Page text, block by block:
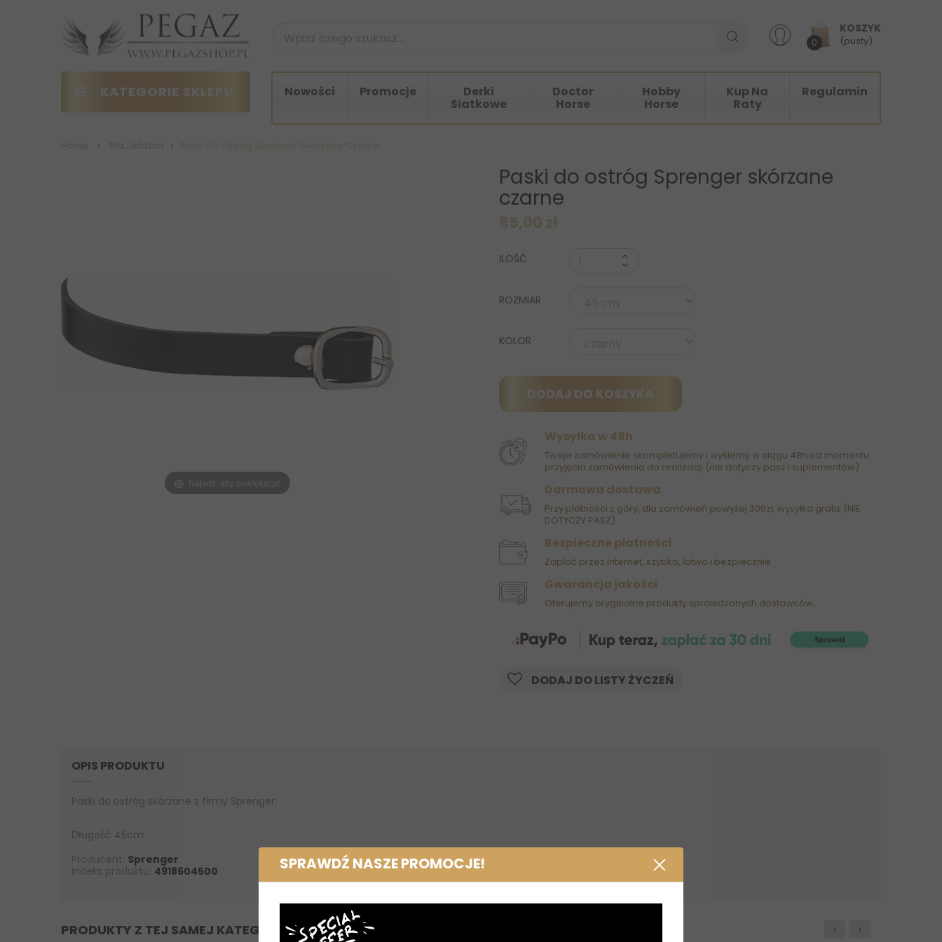
SPRAWDŹ NASZE PROMOCJE!
KOSZYK
0 (pusty)
KATEGORIE SKLEPU Nowości Promocje Derki
Siatkowe
Doctor
Horse
Hobby
Horse
Kup Na
Raty
Regulamin
Najedź, aby powiększyć
Paski do ostróg Sprenger skórzane
czarne
ILOŚĆ
ROZMIAR
KOLOR
DODAJ DO KOSZYKA
Wysyłka w 48h
Twoje zamówienie skompletujemy i wyślemy w ciągu 48h od momentu
przyjęcia zamówienia do realizacji (nie dotyczy pasz i suplementów)
Darmowa dostawa
Przy płatności z góry, dla zamówień powyżej 300zł, wysyłka gratis (NIE
DOTYCZY PASZ)
Bezpieczne płatności
Zapłać przez internet, szybko, łatwo i bezpiecznie
Gwarancja jakości
Oferujemy oryginalne produkty sprawdzonych dostawców.
DODAJ DO LISTY ŻYCZEŃ
OPIS PRODUKTU
Paski do ostróg skórzane z firmy Sprenger.
Długość 45cm.
Producent: Sprenger
Indeks produktu: 4918604500
PRODUKTY Z TEJ SAMEJ KATEGORII ‹ ›